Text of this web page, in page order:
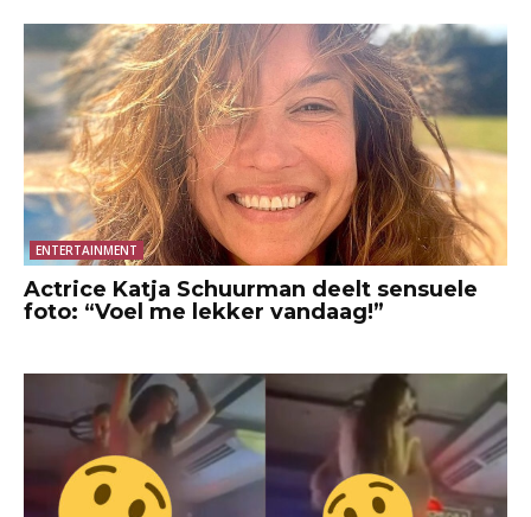
ENTERTAINMENT
Actrice Katja Schuurman deelt sensuele
foto: “Voel me lekker vandaag!”